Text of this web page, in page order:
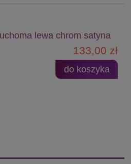
lewa chrom satyna
133,00 zł
do koszyka